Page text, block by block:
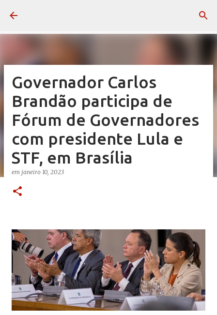
Governador Carlos
Brandão participa de
Fórum de Governadores
com presidente Lula e
STF, em Brasília
em janeiro 10, 2023